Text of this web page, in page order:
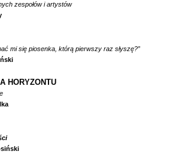
zespołów i artystów
mi się piosenka, którą pierwszy raz słyszę?”
HORYZONTU